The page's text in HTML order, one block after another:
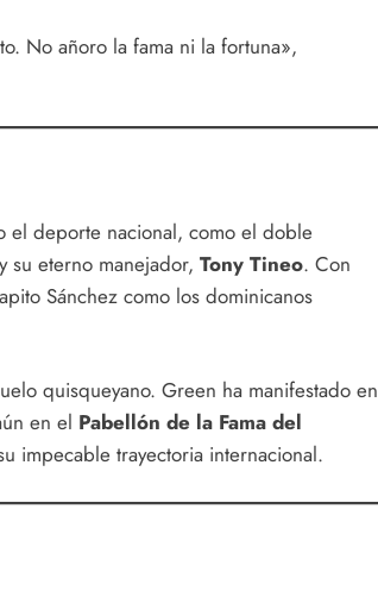
No añoro la fama ni la fortuna»,
el deporte nacional, como el doble
y su eterno manejador, Tony Tineo. Con
Sánchez como los dominicanos
quisqueyano. Green ha manifestado en
en el Pabellón de la Fama del
impecable trayectoria internacional.